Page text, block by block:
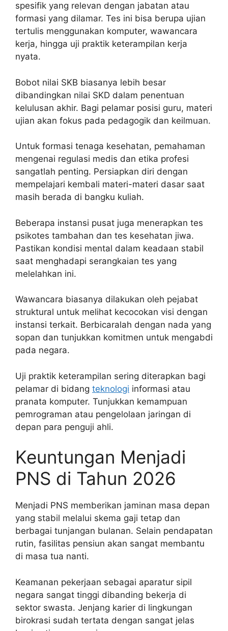
spesifik yang relevan dengan jabatan atau
formasi yang dilamar. Tes ini bisa berupa ujian
tertulis menggunakan komputer, wawancara
kerja, hingga uji praktik keterampilan kerja
nyata.
Bobot nilai SKB biasanya lebih besar
dibandingkan nilai SKD dalam penentuan
kelulusan akhir. Bagi pelamar posisi guru, materi
ujian akan fokus pada pedagogik dan keilmuan.
Untuk formasi tenaga kesehatan, pemahaman
mengenai regulasi medis dan etika profesi
sangatlah penting. Persiapkan diri dengan
mempelajari kembali materi-materi dasar saat
masih berada di bangku kuliah.
Beberapa instansi pusat juga menerapkan tes
psikotes tambahan dan tes kesehatan jiwa.
Pastikan kondisi mental dalam keadaan stabil
saat menghadapi serangkaian tes yang
melelahkan ini.
Wawancara biasanya dilakukan oleh pejabat
struktural untuk melihat kecocokan visi dengan
instansi terkait. Berbicaralah dengan nada yang
sopan dan tunjukkan komitmen untuk mengabdi
pada negara.
Uji praktik keterampilan sering diterapkan bagi
pelamar di bidang teknologi informasi atau
pranata komputer. Tunjukkan kemampuan
pemrograman atau pengelolaan jaringan di
depan para penguji ahli.
Keuntungan Menjadi
PNS di Tahun 2026
Menjadi PNS memberikan jaminan masa depan
yang stabil melalui skema gaji tetap dan
berbagai tunjangan bulanan. Selain pendapatan
rutin, fasilitas pensiun akan sangat membantu
di masa tua nanti.
Keamanan pekerjaan sebagai aparatur sipil
negara sangat tinggi dibanding bekerja di
sektor swasta. Jenjang karier di lingkungan
birokrasi sudah tertata dengan sangat jelas